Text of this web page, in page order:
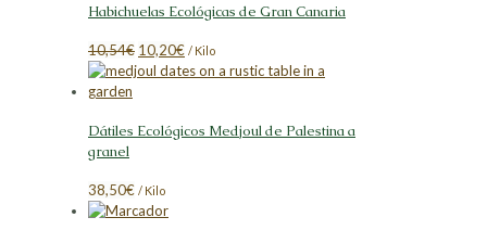
Habichuelas Ecológicas de Gran Canaria
10,54€ El
precio
10,54€.
10,20€El
precio
10,20€.
/ Kilo
Dátiles Ecológicos Medjoul de Palestina a
granel
38,50€ / Kilo